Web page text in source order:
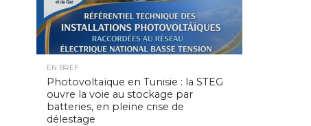
EN BREF
Photovoltaïque en Tunisie : la STEG
ouvre la voie au stockage par
batteries, en pleine crise de
délestage